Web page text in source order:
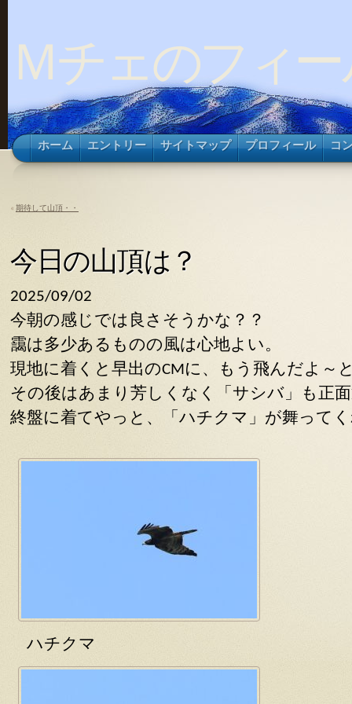
Ｍチェのフィ
ホーム エントリー サイトマップ プロフィール コ
« 期待して山頂・・
今日の山頂は？
2025/09/02
今朝の感じでは良さそうかな？？
靄は多少あるものの風は心地よい。
現地に着くと早出のCMに、もう飛んだよ～
その後はあまり芳しくなく「サシバ」も正
終盤に着てやっと、「ハチクマ」が舞って
ハチクマ